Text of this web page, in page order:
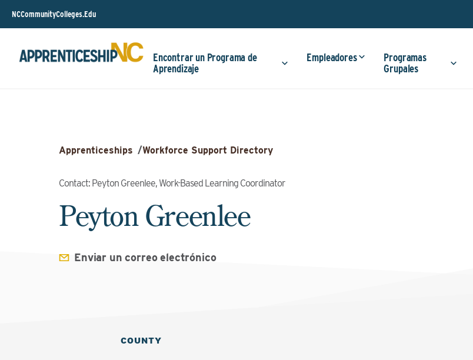
NCCommunityColleges.Edu
Encontrar un Programa de
Aprendizaje
Empleadores
Programas
Grupales
Apprenticeships /Workforce Support Directory
Contact: Peyton Greenlee, Work-Based Learning Coordinator
Peyton Greenlee
Enviar un correo electrónico
COUNTY